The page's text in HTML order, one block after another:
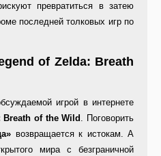
превратиться в затею
последней толковых игр по
of Zelda: Breath
игрой в интернете
Breath of the Wild . Поговорить
возвращается к истокам. А
мира с безграничной